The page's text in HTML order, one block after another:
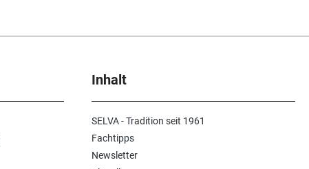
Inhalt
SELVA - Tradition seit 1961
Fachtipps
Newsletter